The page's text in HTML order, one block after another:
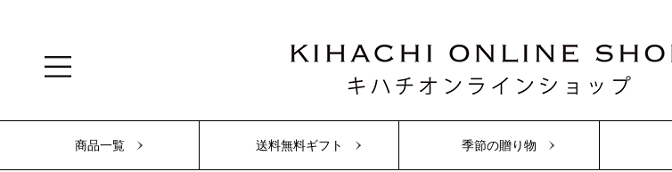
商品一覧 送料無料ギフト 季節の贈り物